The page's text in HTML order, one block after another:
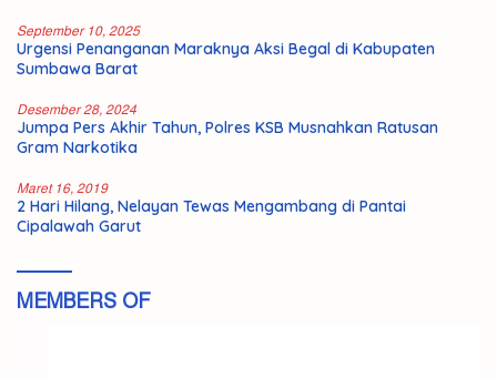
September 10, 2025
Urgensi Penanganan Maraknya Aksi Begal di Kabupaten
Sumbawa Barat
Desember 28, 2024
Jumpa Pers Akhir Tahun, Polres KSB Musnahkan Ratusan
Gram Narkotika
Maret 16, 2019
2 Hari Hilang, Nelayan Tewas Mengambang di Pantai
Cipalawah Garut
MEMBERS OF